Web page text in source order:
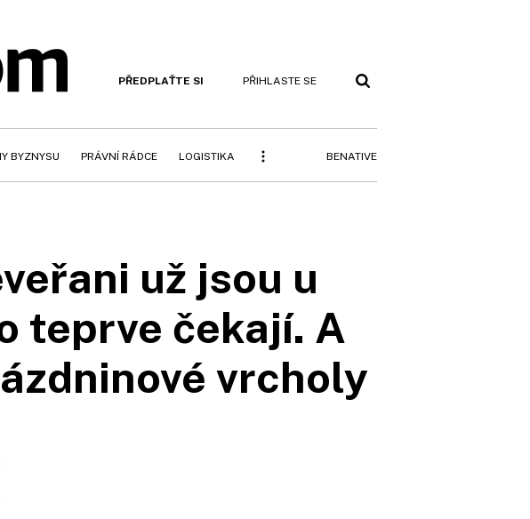
PŘEDPLAŤTE SI PŘIHLASTE SE
BYZNYSU PRÁVNÍ RÁDCE LOGISTIKA BENATIVE
už jsou u
teprve čekají. A
vrcholy